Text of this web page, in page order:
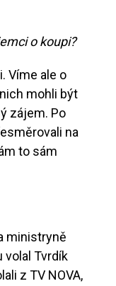
o koupi?
Víme ale o
mohli být
zájem. Po
na
to sám
ministryně
volal Tvrdík
z TV NOVA,